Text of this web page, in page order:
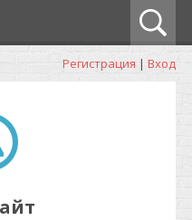
Регистрация | Вход